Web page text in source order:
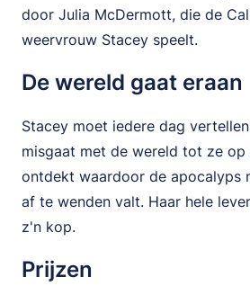
door Julia McDermott, die de
weervrouw Stacey speelt.
De wereld gaat eraan
Stacey moet iedere dag
misgaat met de wereld tot ze op
ontdekt waardoor de apocalyps
af te wenden valt. Haar hele
z'n kop.
Prijzen